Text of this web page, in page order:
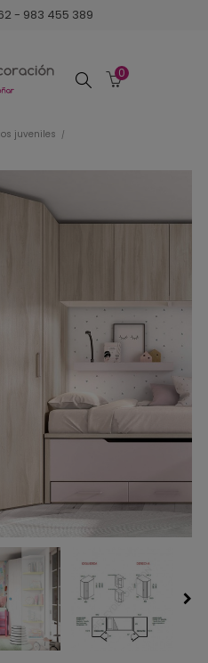
- 983 455 389
Buscar
0
juveniles